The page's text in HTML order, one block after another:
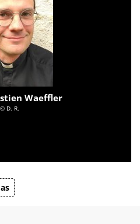
Waeffler
© D. R.